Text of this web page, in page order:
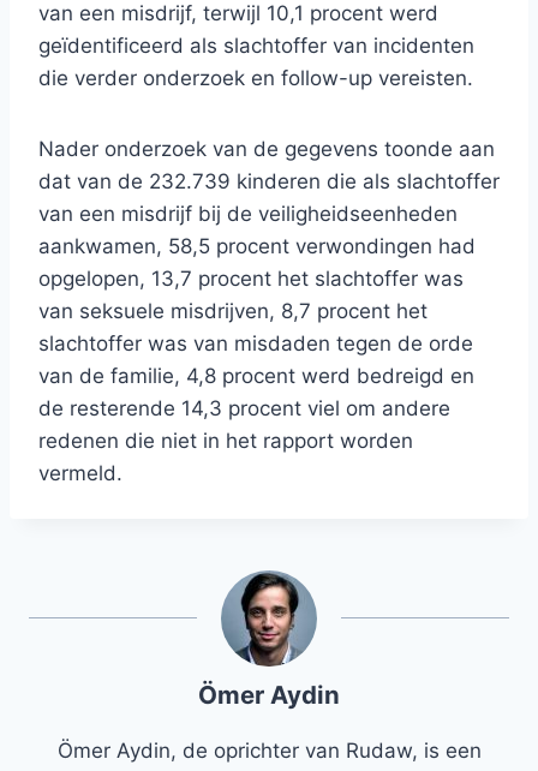
van een misdrijf, terwijl 10,1 procent werd
geïdentificeerd als slachtoffer van incidenten
die verder onderzoek en follow-up vereisten.
Nader onderzoek van de gegevens toonde aan
dat van de 232.739 kinderen die als slachtoffer
van een misdrijf bij de veiligheidseenheden
aankwamen, 58,5 procent verwondingen had
opgelopen, 13,7 procent het slachtoffer was
van seksuele misdrijven, 8,7 procent het
slachtoffer was van misdaden tegen de orde
van de familie, 4,8 procent werd bedreigd en
de resterende 14,3 procent viel om andere
redenen die niet in het rapport worden
vermeld.
Ömer Aydin
Ömer Aydin, de oprichter van Rudaw, is een